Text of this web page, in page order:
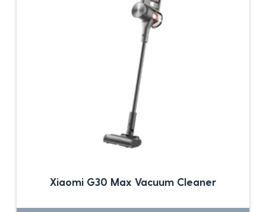
Xiaomi G30 Max Vacuum Cleaner